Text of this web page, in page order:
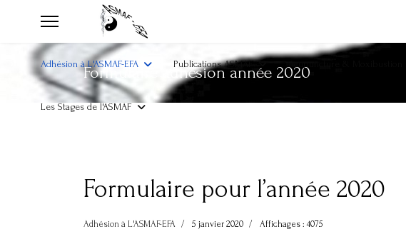
Adhésion à L'ASMAF-EFA Publications ASMAF
Les Stages de l'ASMAF
Formulaire adhésion année 2020
Formulaire pour l’année 2020
Adhésion à L'ASMAF-EFA 5 janvier 2020 Affichages : 4075